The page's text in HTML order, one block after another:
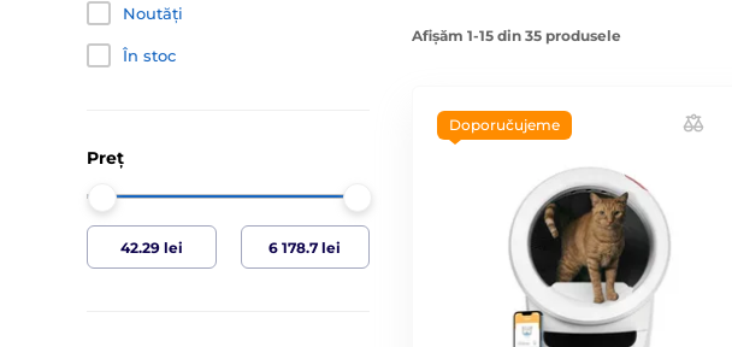
Noutăți
În stoc
Preț
Afișăm 1-15 din 35 produsele
Doporučujeme